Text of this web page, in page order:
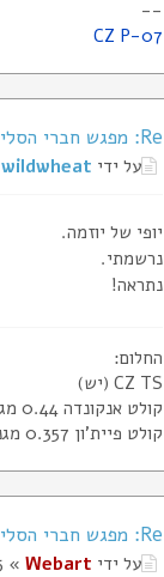
--
CZ P-07
Re: מפגש חברי הסליק, ללא ירי כלל, נשמע לכם?
על ידי wildwheat
יופי של יוזמה.
נרשמתי.
נתראה!
החלום:
CZ TS (יש)
קולט אנקונדה 0.44 מגנום קנה 8" (עדיין חלום)
קולט פיית'ון 0.357 מגנום קנה 6" (עדיין חלום)
Re: מפגש חברי הסליק, ללא ירי כלל, נשמע לכם?
על ידי Webart » 05 אפריל 2017, 09:59